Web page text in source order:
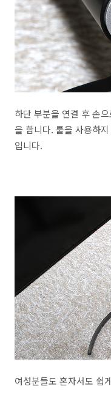
하단 부분을 연결 후 손
을 합니다. 툴을 사용하
입니다.
여성분들도 혼자서도 쉽